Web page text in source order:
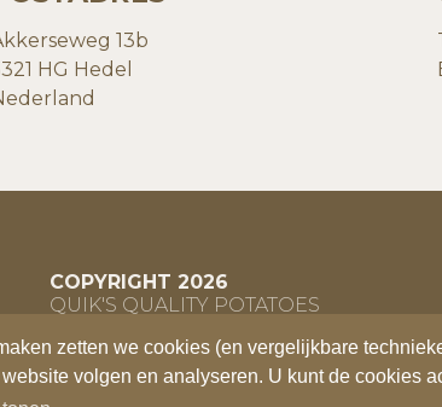
zetten we cookies (en vergelijkbare
volgen en analyseren. U kunt de cookies
zetten we cookies (en vergelijkbare
volgen en analyseren. U kunt de cookies
13b
HG Hedel
COPYRIGHT 2026
QUIK'S QUALITY POTATOES